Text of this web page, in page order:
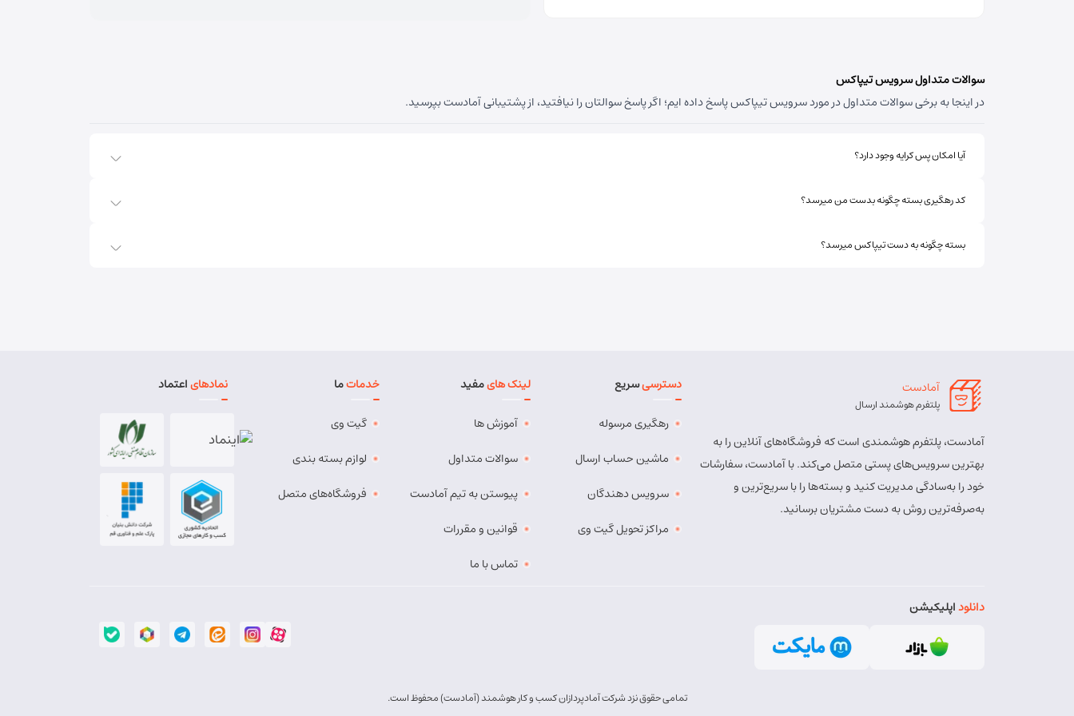
سوالات متداول سرویس تیپاکس
در اینجا به برخی سوالات متداول در مورد سرویس تیپاکس پاسخ داده ایم؛ اگر پاسخ سوالتان را نیافتید، از پشتیبانی آمادست بپرسید.
آیا امکان پس کرایه وجود دارد؟
کد رهگیری بسته چگونه بدست من میرسد؟
بسته چگونه به دست تیپاکس میرسد؟
آمادست
پلتفرم هوشمند ارسال
آمادست، پلتفرم هوشمندی است که فروشگاه‌های آنلاین را به
بهترین سرویس‌های پستی متصل می‌کند. با آمادست، سفارشات
خود را به‌سادگی مدیریت کنید و بسته‌ها را با سریع‌ترین و
به‌صرفه‌ترین روش به دست مشتریان برسانید.
دسترسیسریع
رهگیری مرسوله
ماشین حساب ارسال
سرویس دهندگان
مراکز تحویل گیت وی
لینک هایمفید
آموزش ها
سوالات متداول
پیوستن به تیم آمادست
قوانین و مقررات
تماس با ما
خدماتما
گیت وی
لوازم بسته بندی
فروشگاه‌های متصل
نمادهایاعتماد
دانلوداپلیکیشن
تمامی حقوق نزد شرکت آمادپردازان کسب و کار هوشمند (آمادست) محفوظ است.